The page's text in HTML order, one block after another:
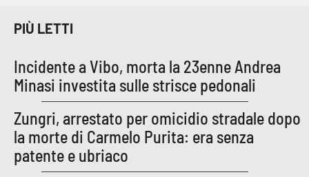
PIÙ LETTI
Incidente a Vibo, morta la 23enne Andrea
Minasi investita sulle strisce pedonali
Zungri, arrestato per omicidio stradale dopo
la morte di Carmelo Purita: era senza
patente e ubriaco